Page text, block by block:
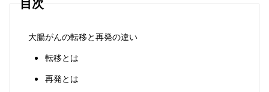
大腸がんの転移と再発の違い
転移とは
再発とは